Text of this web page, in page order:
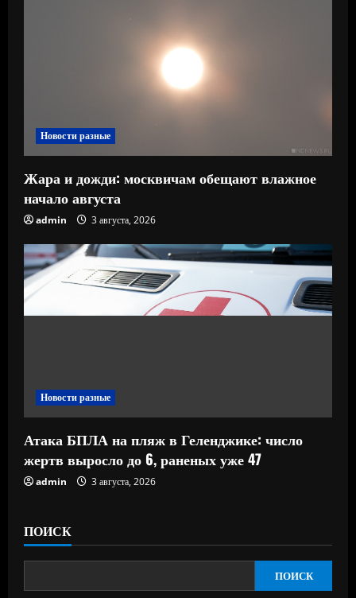
Новости разные
Жара и дожди: москвичам обещают влажное
начало августа
admin 3 августа, 2026
Новости разные
Атака БПЛА на пляж в Геленджике: число
жертв выросло до 6, раненых уже 47
admin 3 августа, 2026
ПОИСК
ПОИСК